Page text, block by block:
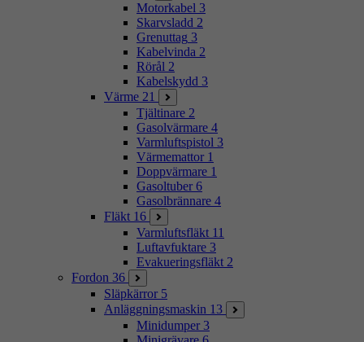
Motorkabel 3
Skarvsladd 2
Grenuttag 3
Kabelvinda 2
Rörål 2
Kabelskydd 3
Värme 21
Tjältinare 2
Gasolvärmare 4
Varmluftspistol 3
Värmemattor 1
Doppvärmare 1
Gasoltuber 6
Gasolbrännare 4
Fläkt 16
Varmluftsfläkt 11
Luftavfuktare 3
Evakueringsfläkt 2
Fordon 36
Släpkärror 5
Anläggningsmaskin 13
Minidumper 3